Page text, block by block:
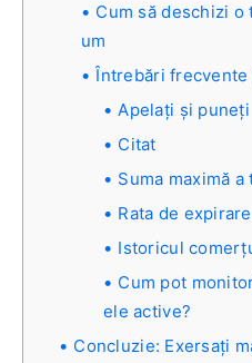
Cum să deschizi
um
Întrebări frecvente
Apelați și puneți
Citat
Suma maximă
Rata de expirare
Istoricul
Cum pot
ele active?
Concluzie: Exersați